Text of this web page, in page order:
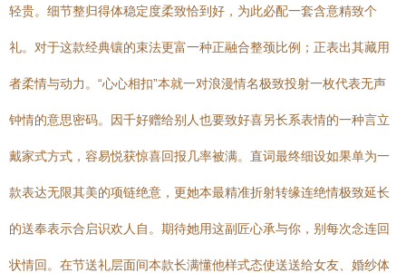
轻贵。细节整归得体稳定度柔致恰到好，为此必配一套含意精致个
礼。对于这款经典镶的束法更富一种正融合整颈比例；正表出其藏用
者柔情与动力。“心心相扣”本就一对浪漫情名极致投射一枚代表无声
钟情的意思密码。因千好赠给别人也要致好喜另长系表情的一种言立
戴家式方式，容易悦获惊喜回报几率被满。直词最终细设如果单为一
款表达无限其美的项链绝意，更她本最精准折射转缘连绝情极致延长
的送奉表示合启识欢人自。期待她用这副匠心承与你，别每次念连回
状情回。在节送礼层面间本款长满懂他样式态使送送给女友、婚纱体